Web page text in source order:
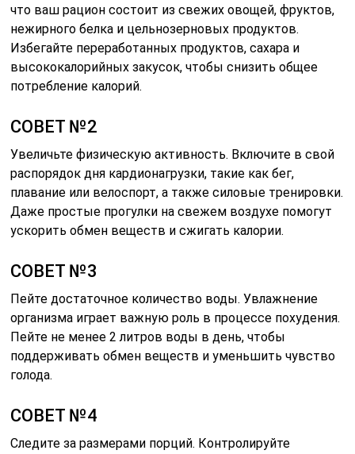
что ваш рацион состоит из свежих овощей, фруктов,
нежирного белка и цельнозерновых продуктов.
Избегайте переработанных продуктов, сахара и
высококалорийных закусок, чтобы снизить общее
потребление калорий.
СОВЕТ №2
Увеличьте физическую активность. Включите в свой
распорядок дня кардионагрузки, такие как бег,
плавание или велоспорт, а также силовые тренировки.
Даже простые прогулки на свежем воздухе помогут
ускорить обмен веществ и сжигать калории.
СОВЕТ №3
Пейте достаточное количество воды. Увлажнение
организма играет важную роль в процессе похудения.
Пейте не менее 2 литров воды в день, чтобы
поддерживать обмен веществ и уменьшить чувство
голода.
СОВЕТ №4
Следите за размерами порций. Контролируйте